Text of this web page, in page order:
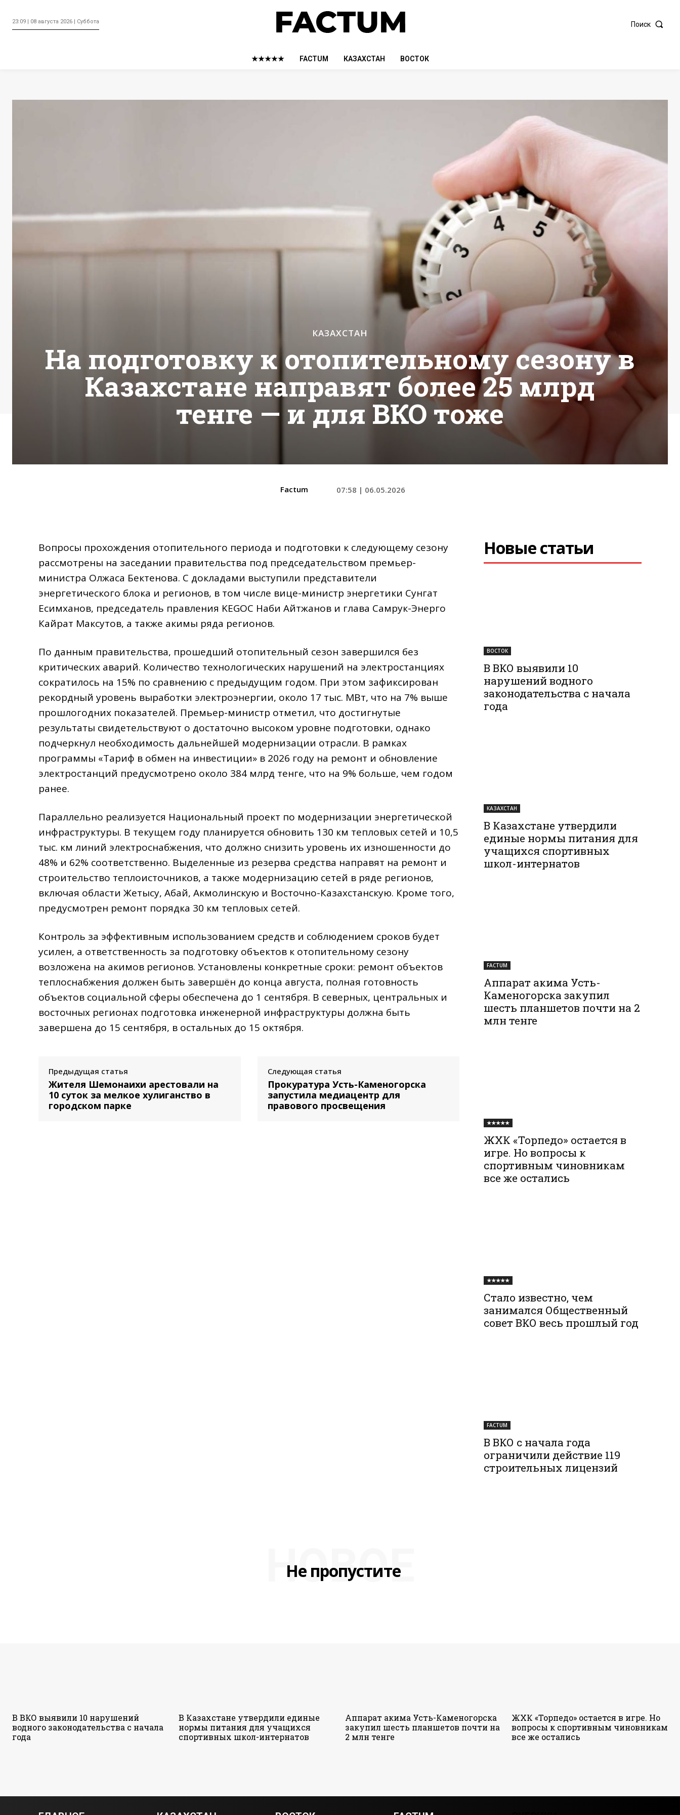
23:09 | 08 августа 2026 | Суббота Поиск
★★★★★ FACTUM КАЗАХСТАН ВОСТОК
КАЗАХСТАН
На подготовку к отопительному сезону в
Казахстане направят более 25 млрд
тенге — и для ВКО тоже
Factum 07:58 | 06.05.2026
Вопросы прохождения отопительного периода и подготовки к следующему сезону
рассмотрены на заседании правительства под председательством премьер-
министра Олжаса Бектенова. С докладами выступили представители
энергетического блока и регионов, в том числе вице-министр энергетики Сунгат
Есимханов, председатель правления KEGOC Наби Айтжанов и глава Самрук-Энерго
Кайрат Максутов, а также акимы ряда регионов.
По данным правительства, прошедший отопительный сезон завершился без
критических аварий. Количество технологических нарушений на электростанциях
сократилось на 15% по сравнению с предыдущим годом. При этом зафиксирован
рекордный уровень выработки электроэнергии, около 17 тыс. МВт, что на 7% выше
прошлогодних показателей. Премьер-министр отметил, что достигнутые
результаты свидетельствуют о достаточно высоком уровне подготовки, однако
подчеркнул необходимость дальнейшей модернизации отрасли. В рамках
программы «Тариф в обмен на инвестиции» в 2026 году на ремонт и обновление
электростанций предусмотрено около 384 млрд тенге, что на 9% больше, чем годом
ранее.
Параллельно реализуется Национальный проект по модернизации энергетической
инфраструктуры. В текущем году планируется обновить 130 км тепловых сетей и 10,5
тыс. км линий электроснабжения, что должно снизить уровень их изношенности до
48% и 62% соответственно. Выделенные из резерва средства направят на ремонт и
строительство теплоисточников, а также модернизацию сетей в ряде регионов,
включая области Жетысу, Абай, Акмолинскую и Восточно-Казахстанскую. Кроме того,
предусмотрен ремонт порядка 30 км тепловых сетей.
Контроль за эффективным использованием средств и соблюдением сроков будет
усилен, а ответственность за подготовку объектов к отопительному сезону
возложена на акимов регионов. Установлены конкретные сроки: ремонт объектов
теплоснабжения должен быть завершён до конца августа, полная готовность
объектов социальной сферы обеспечена до 1 сентября. В северных, центральных и
восточных регионах подготовка инженерной инфраструктуры должна быть
завершена до 15 сентября, в остальных до 15 октября.
Предыдущая статья
Жителя Шемонаихи арестовали на
10 суток за мелкое хулиганство в
городском парке
Следующая статья
Прокуратура Усть-Каменогорска
запустила медиацентр для
правового просвещения
Новые статьи
ВОСТОК
В ВКО выявили 10
нарушений водного
законодательства с начала
года
КАЗАХСТАН
В Казахстане утвердили
единые нормы питания для
учащихся спортивных
школ-интернатов
FACTUM
Аппарат акима Усть-
Каменогорска закупил
шесть планшетов почти на 2
млн тенге
★★★★★
ЖХК «Торпедо» остается в
игре. Но вопросы к
спортивным чиновникам
все же остались
★★★★★
Стало известно, чем
занимался Общественный
совет ВКО весь прошлый год
FACTUM
В ВКО с начала года
ограничили действие 119
строительных лицензий
Не пропустите
НОВОЕ
В ВКО выявили 10 нарушений
водного законодательства с начала
года
В Казахстане утвердили единые
нормы питания для учащихся
спортивных школ-интернатов
Аппарат акима Усть-Каменогорска
закупил шесть планшетов почти на
2 млн тенге
ЖХК «Торпедо» остается в игре. Но
вопросы к спортивным чиновникам
все же остались